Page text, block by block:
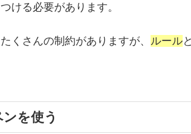
ける必要があります。
くさんの制約がありますが、 ルール
を使う